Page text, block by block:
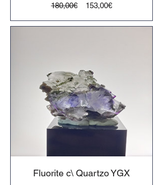
180,00€
Preço
153,00€Preço
Fluorite c\ Quartzo YGX